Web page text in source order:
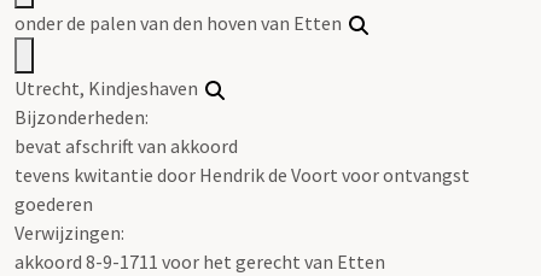
onder de palen van den hoven van Etten
Utrecht, Kindjeshaven
Bijzonderheden:
bevat afschrift van akkoord
tevens kwitantie door Hendrik de Voort voor ontvangst
goederen
Verwijzingen:
akkoord 8-9-1711 voor het gerecht van Etten